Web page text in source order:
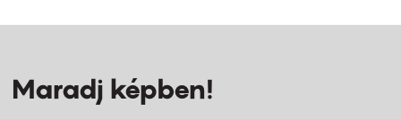
Maradj képben!